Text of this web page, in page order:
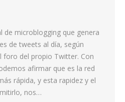
de microblogging que genera
de tweets al día, según
foro del propio Twitter. Con
afirmar que es la red
rápida, y esta rapidez y el
nos…